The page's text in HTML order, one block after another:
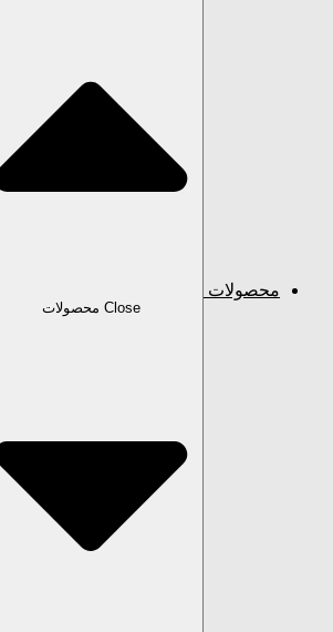
محصولات
Close محصولات